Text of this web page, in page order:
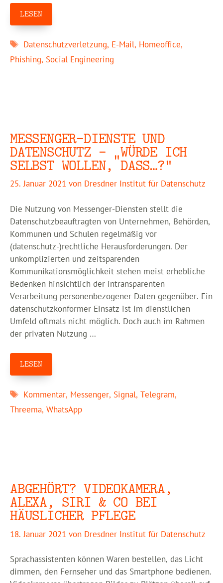
LESEN
Schlagwörter
Datenschutzverletzung, E-Mail, Homeoffice,
Phishing, Social Engineering
MESSENGER-DIENSTE UND
DATENSCHUTZ – „WÜRDE ICH
SELBST WOLLEN, DASS…?“
25. Januar 2021 von Dresdner Institut für Datenschutz
Die Nutzung von Messenger-Diensten stellt die
Datenschutzbeauftragten von Unternehmen, Behörden,
Kommunen und Schulen regelmäßig vor
(datenschutz-)rechtliche Herausforderungen. Der
unkomplizierten und zeitsparenden
Kommunikationsmöglichkeit stehen meist erhebliche
Bedenken hinsichtlich der intransparenten
Verarbeitung personenbezogener Daten gegenüber. Ein
datenschutzkonformer Einsatz ist im dienstlichen
Umfeld oftmals nicht möglich. Doch auch im Rahmen
der privaten Nutzung …
LESEN
Schlagwörter
Kommentar, Messenger, Signal,Telegram,
Threema, WhatsApp
ABGEHÖRT? VIDEOKAMERA,
ALEXA, SIRI & CO BEI
HÄUSLICHER PFLEGE
18. Januar 2021 von Dresdner Institut für Datenschutz
Sprachassistenten können Waren bestellen, das Licht
dimmen, den Fernseher und das Smartphone bedienen.